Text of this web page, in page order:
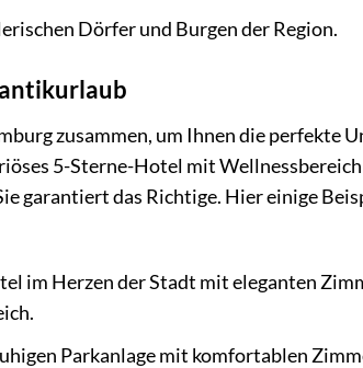
Dörfer und Burgen der Region.
zusammen, um Ihnen die perfekte
5-Sterne-Hotel mit
garantiert das Richtige. Hier einige
im Herzen der Stadt mit eleganten
Parkanlage mit komfortablen